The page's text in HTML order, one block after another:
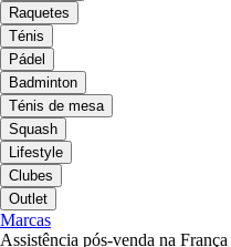
Raquetes
Ténis
Pádel
Badminton
Ténis de mesa
Squash
Lifestyle
Clubes
Outlet
Marcas
Assistência pós-venda na França